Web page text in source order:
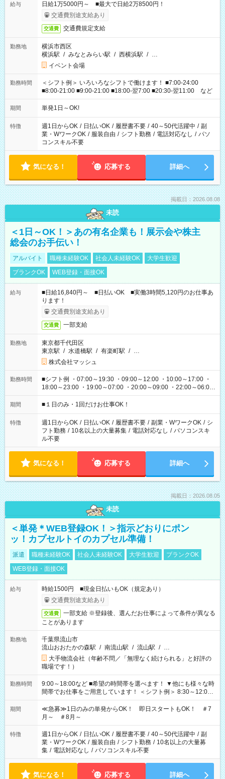
給与
日給1万5000円～ ■最大で日給2万8500円！
交通費別途支給あり
交通費 交通費規定支給
勤務地
横浜市西区
横浜駅 / みなとみらい駅 / 西横浜駅 / …
イベント会場
勤務時間
＜シフト例＞ いろいろなシフトで働けます！ ■7:00-24:00
■8:00-21:00 ■9:00-21:00 ■18:00-翌7:00 ■20:30-翌11:00 など
期間 単発1日～OK!
特徴 週1日からOK / 日払いOK / 履歴書不要 / 40～50代活躍中 / 副
業・WワークOK / 服装自由 / シフト勤務 / 電話対応なし / パソ
コンスキル不要
気になる！ 応募する 詳細へ
掲載日：2026.08.08
未読
＜1日～OK！＞あの有名企業も！展示会や株主
総会のお手伝い！
アルバイト 職種未経験OK 社会人未経験OK
大学生歓迎
ブランクOK
WEB登録・面接OK
給与
■日給16,840円～ ■日払いOK ■実働3時間5,120円のお仕事あ
ります！
交通費別途支給あり
交通費 一部支給
勤務地
東京都千代田区
東京駅 / 水道橋駅 / 有楽町駅 / …
株式会社マッシュ
勤務時間
■シフト例 ・07:00～19:30 ・09:00～12:00 ・10:00～17:00 ・
18:00～23:00 ・19:00～07:00 ・20:00～09:00 ・22:00～06:00
etc ★最短で3時間で5,120円のお仕事から 15時間で2万円近く稼
げるお仕事も！ ご希望のお時間に合わせてご紹介！ ※シフトは
ください！
期間 ■１日のみ・1回だけお仕事OK！
特徴 週1日からOK / 日払いOK / 履歴書不要 / 副業・WワークOK / シ
フト勤務 / 10名以上の大量募集 / 電話対応なし / パソコンスキ
ル不要
気になる！ 応募する 詳細へ
掲載日：2026.08.05
未読
＜単発＊WEB登録OK！＞指示どおりにポン
ッ！カプセルトイのカプセル準備！
派遣 職種未経験OK 社会人未経験OK 大学生歓迎
ブランクOK
WEB登録・面接OK
給与
時給1500円 ■現金日払いもOK（規定あり）
交通費別途支給あり
交通費
一部支給 ※登録後、選んだお仕事によって条件が異なる
ことがあります
勤務地
千葉県流山市
流山おおたかの森駅 / 南流山駅 / 流山駅 / …
大手物流会社（年齢不問／「無理なく続けられる」と好評の
職場です！）
勤務時間
9:00～18:00など ■希望の時間帯を選べます！ ▼他にも様々な時
間帯でお仕事をご用意しています！ ＜シフト例＞ 8:30～12:00
17:00～22:00 13:00～22:00 22:00～翌6:00 など
期間
≪急募≫1日のみの単発からOK！ 即日スタートもOK！ ＃7
月～ ＃8月～
特徴 週1日からOK / 日払いOK / 履歴書不要 / 40～50代活躍中 / 副
業・WワークOK / 服装自由 / シフト勤務 / 10名以上の大量募
集 / 電話対応なし / パソコンスキル不要
気になる！ 応募する 詳細へ